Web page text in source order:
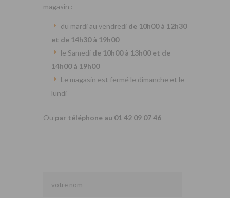
magasin :
du mardi au vendredi de 10h00 à 12h30
et de 14h30 à 19h00
le Samedi de 10h00 à 13h00 et de
14h00 à 19h00
Le magasin est fermé le dimanche et le
lundi
Ou par téléphone au 01 42 09 07 46